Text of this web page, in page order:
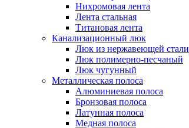
Нихромовая лента
Лента стальная
Титановая лента
Канализационный люк
Люк из нержавеющей стали
Люк полимерно-песчаный
Люк чугунный
Металлическая полоса
Алюминиевая полоса
Бронзовая полоса
Латунная полоса
Медная полоса